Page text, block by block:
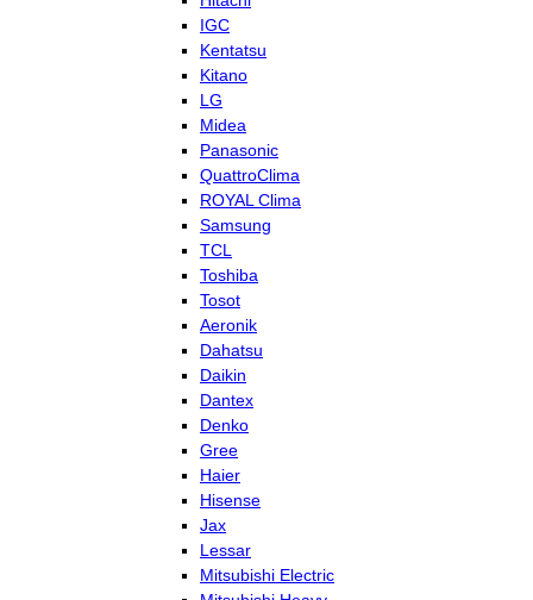
IGC
Kentatsu
Kitano
LG
Midea
Panasonic
QuattroClima
ROYAL Clima
Samsung
TCL
Toshiba
Tosot
Aeronik
Dahatsu
Daikin
Dantex
Denko
Gree
Haier
Hisense
Jax
Lessar
Mitsubishi Electric